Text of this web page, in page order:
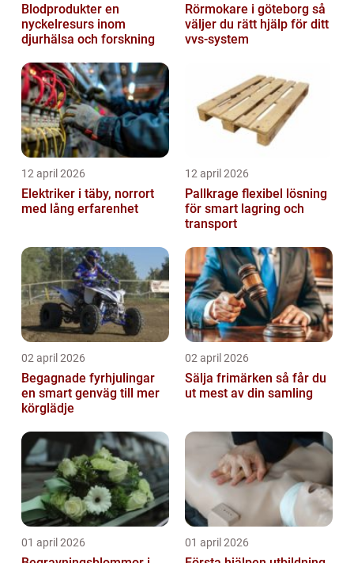
Blodprodukter en
nyckelresurs inom
djurhälsa och forskning
Rörmokare i göteborg så
väljer du rätt hjälp för ditt
vvs-system
12 april 2026
Elektriker i täby, norrort
med lång erfarenhet
12 april 2026
Pallkrage flexibel lösning
för smart lagring och
transport
02 april 2026
Begagnade fyrhjulingar
en smart genväg till mer
körglädje
02 april 2026
Sälja frimärken så får du
ut mest av din samling
01 april 2026 01 april 2026